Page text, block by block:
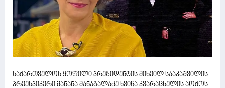
საქართველოს ყოფილი პრეზიდენტის მიხეილ სააკაშვილის
პრეესპიკერი მანანა მანჯგალაძე ხვიჩა კვარაცხელის აოქოს